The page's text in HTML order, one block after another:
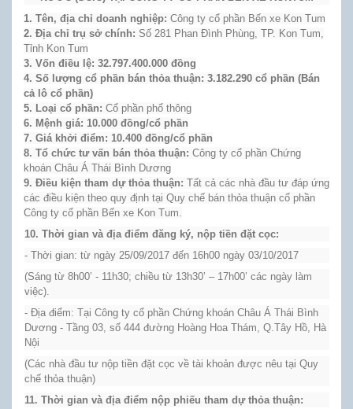
1. Tên, địa chỉ doanh nghiệp: Công ty cổ phần Bến xe Kon Tum
2. Địa chỉ trụ sở chính: Số 281 Phan Đình Phùng, TP. Kon Tum,
Tỉnh Kon Tum
3. Vốn điều lệ: 32.797.400.000 đồng
4. Số lượng cổ phần bán thỏa thuận: 3.182.290 cổ phần (Bán
cả lô cổ phần)
5. Loại cổ phần: Cổ phần phổ thông
6. Mệnh giá: 10.000 đồng/cổ phần
7. Giá khởi điểm: 10.400 đồng/cổ phần
8. Tổ chức tư vấn bán thỏa thuận: Công ty cổ phần Chứng
khoán Châu Á Thái Bình Dương
9. Điều kiện tham dự thỏa thuận: Tất cả các nhà đầu tư đáp ứng
các điều kiện theo quy định tại Quy chế bán thỏa thuận cổ phần
Công ty cổ phần Bến xe Kon Tum.
10. Thời gian và địa điểm đăng ký, nộp tiền đặt cọc:
- Thời gian: từ ngày 25/09/2017 đến 16h00 ngày 03/10/2017
(Sáng từ 8h00’ - 11h30; chiều từ 13h30’ – 17h00’ các ngày làm
việc).
- Địa điểm: Tại Công ty cổ phần Chứng khoán Châu Á Thái Bình
Dương - Tầng 03, số 444 đường Hoàng Hoa Thám, Q.Tây Hồ, Hà
Nội
(Các nhà đầu tư nộp tiền đặt cọc về tài khoản được nêu tại Quy
chế thỏa thuận)
11. Thời gian và địa điểm nộp phiếu tham dự thỏa thuận: